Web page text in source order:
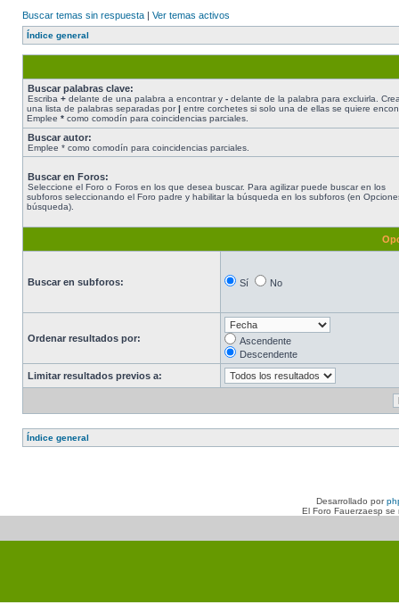
Buscar temas sin respuesta | Ver temas activos
Índice general
Buscar palabras clave:
Escriba + delante de una palabra a encontrar y - delante de la palabra para excluirla.
una lista de palabras separadas por| entre corchetes si solo una de ellas se quiere
Emplee * como comodín para coincidencias parciales.
Buscar autor:
Emplee * como comodín para coincidencias parciales.
Buscar en Foros:
Seleccione el Foro o Foros en los que desea buscar. Para agilizar puede buscar en los
subforos seleccionando el Foro padre y habilitar la búsqueda en los subforos (en
búsqueda).
Buscar en subforos: Sí No
Ordenar resultados por:
Ascendente
Descendente
Limitar resultados previos a:
Índice general
Desarrollado por
El Foro Fauerzaesp